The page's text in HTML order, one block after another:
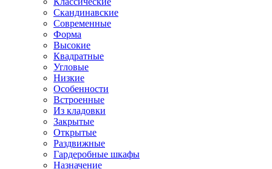
Скандинавские
Современные
Форма
Высокие
Квадратные
Угловые
Низкие
Особенности
Встроенные
Из кладовки
Закрытые
Открытые
Раздвижные
Гардеробные шкафы
Назначение